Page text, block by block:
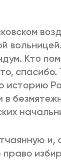
Кто
спасибо.
и,